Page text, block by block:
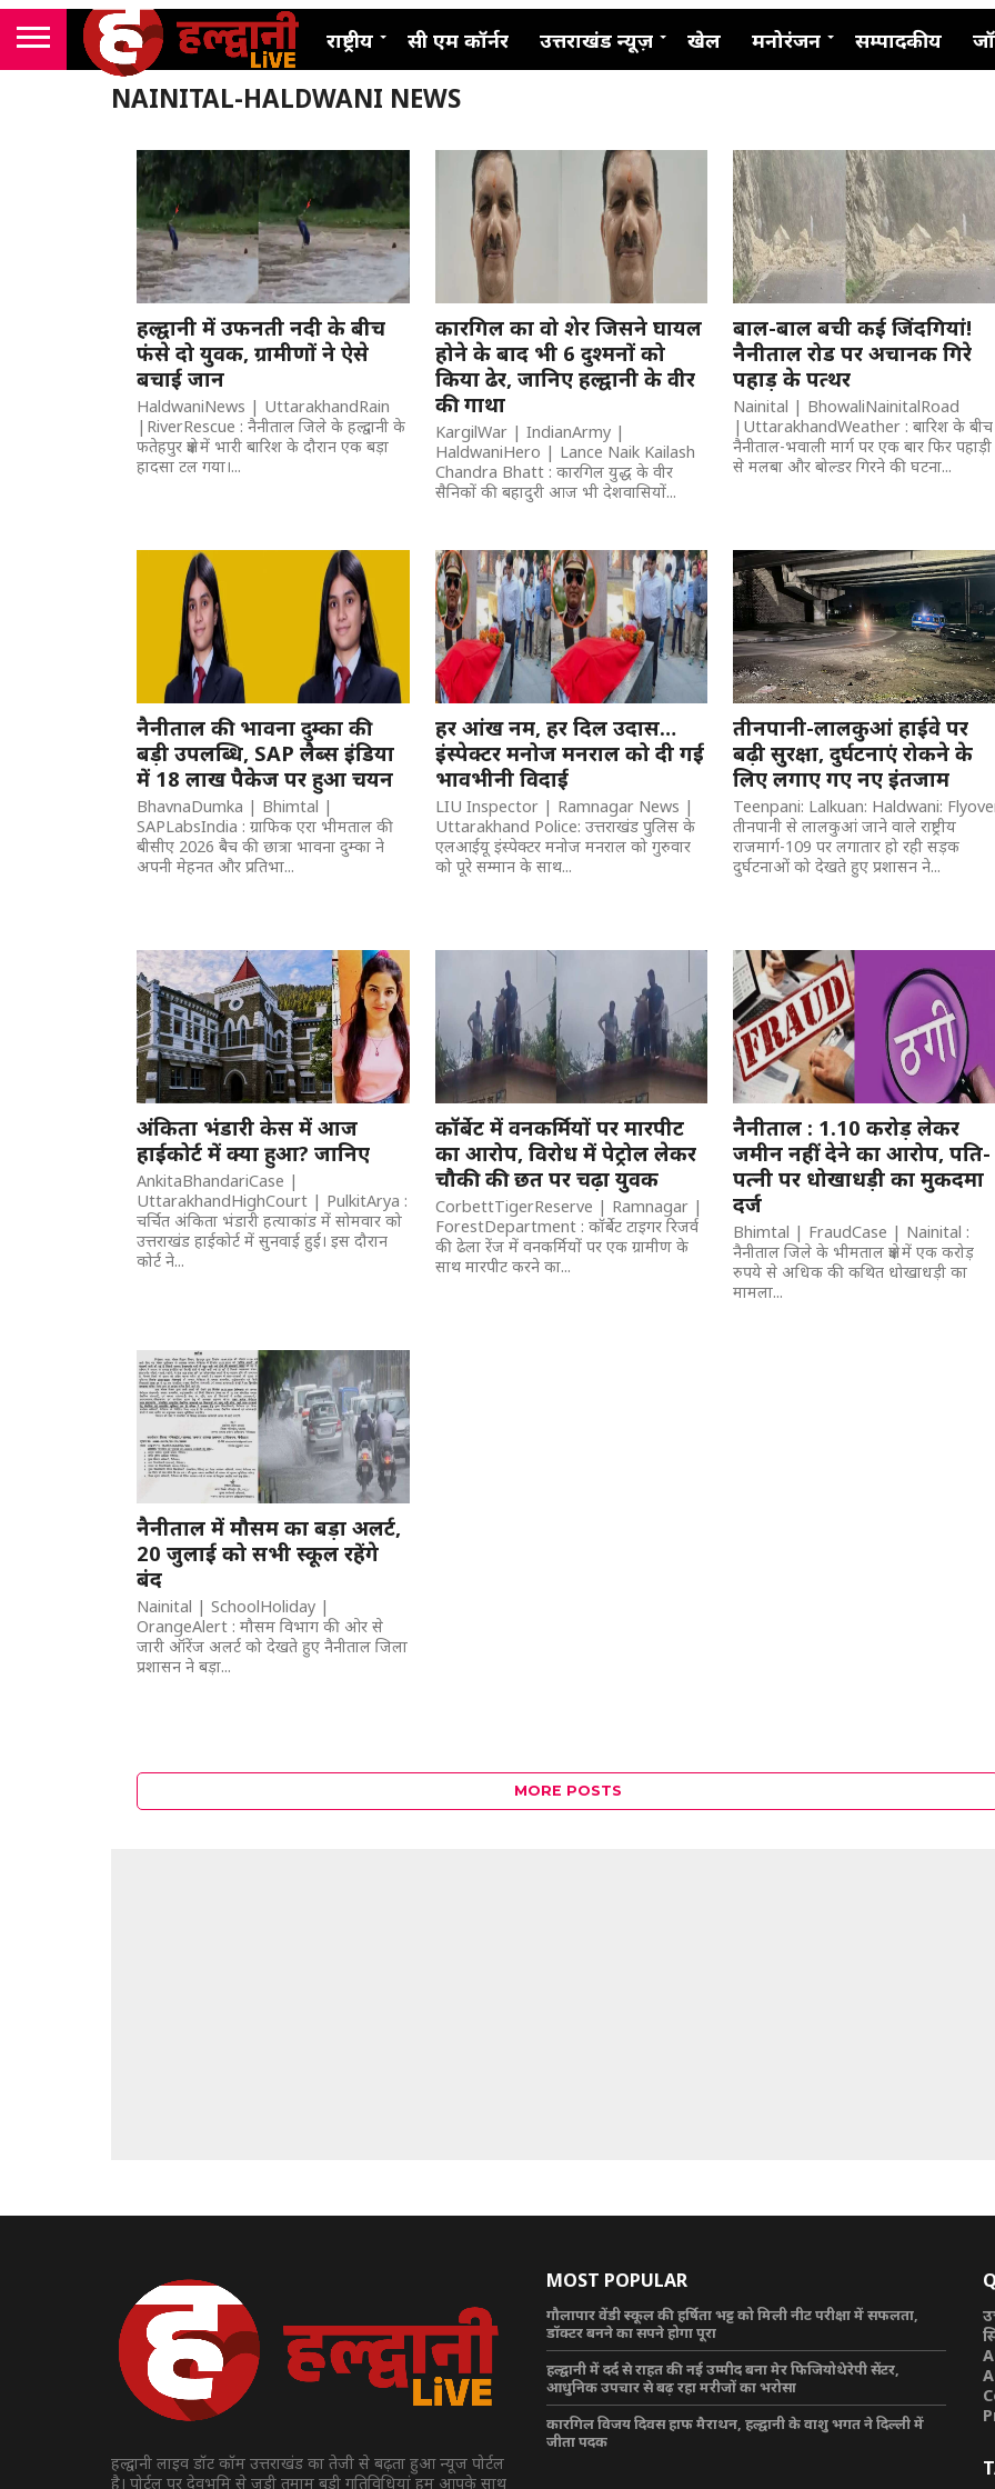
राष्ट्रीय सी एम कॉर्नर उत्तराखंड न्यूज़ खेल मनोरंजन सम्पादकीय
NAINITAL-HALDWANI NEWS
हल्द्वानी में उफनती नदी के बीच
फंसे दो युवक, ग्रामीणों ने ऐसे
बचाई जान
HaldwaniNews | UttarakhandRain
|RiverRescue : नैनीताल जिले के हल्द्वानी के
फतेहपुर क्षेत्र में भारी बारिश के दौरान एक बड़ा
हादसा टल गया।...
कारगिल का वो शेर जिसने घायल
होने के बाद भी 6 दुश्मनों को
किया ढेर, जानिए हल्द्वानी के वीर
की गाथा
KargilWar | IndianArmy |
HaldwaniHero | Lance Naik Kailash
Chandra Bhatt : कारगिल युद्ध के वीर
सैनिकों की बहादुरी आज भी देशवासियों...
बाल-बाल बची कई जिंदगियां!
नैनीताल रोड पर अचानक गिरे
पहाड़ के पत्थर
Nainital | BhowaliNainitalRoad
|UttarakhandWeather : बारिश के बीच
नैनीताल-भवाली मार्ग पर एक बार फिर पहाड़ी
से मलबा और बोल्डर गिरने की घटना...
नैनीताल की भावना दुम्का की
बड़ी उपलब्धि, SAP लैब्स इंडिया
में 18 लाख पैकेज पर हुआ चयन
BhavnaDumka | Bhimtal |
SAPLabsIndia : ग्राफिक एरा भीमताल की
बीसीए 2026 बैच की छात्रा भावना दुम्का ने
अपनी मेहनत और प्रतिभा...
हर आंख नम, हर दिल उदास…
इंस्पेक्टर मनोज मनराल को दी गई
भावभीनी विदाई
LIU Inspector | Ramnagar News |
Uttarakhand Police: उत्तराखंड पुलिस के
एलआईयू इंस्पेक्टर मनोज मनराल को गुरुवार
को पूरे सम्मान के साथ...
तीनपानी-लालकुआं हाईवे पर
बढ़ी सुरक्षा, दुर्घटनाएं रोकने के
लिए लगाए गए नए इंतजाम
Teenpani: Lalkuan: Haldwani:
तीनपानी से लालकुआं जाने वाले राष्ट्रीय
राजमार्ग-109 पर लगातार हो रही सड़क
दुर्घटनाओं को देखते हुए प्रशासन ने...
अंकिता भंडारी केस में आज
हाईकोर्ट में क्या हुआ? जानिए
AnkitaBhandariCase |
UttarakhandHighCourt | PulkitArya :
चर्चित अंकिता भंडारी हत्याकांड में सोमवार को
उत्तराखंड हाईकोर्ट में सुनवाई हुई। इस दौरान
कोर्ट ने...
कॉर्बेट में वनकर्मियों पर मारपीट
का आरोप, विरोध में पेट्रोल लेकर
चौकी की छत पर चढ़ा युवक
CorbettTigerReserve | Ramnagar |
ForestDepartment : कॉर्बेट टाइगर रिजर्व
की ढेला रेंज में वनकर्मियों पर एक ग्रामीण के
साथ मारपीट करने का...
नैनीताल : 1.10 करोड़ लेकर
जमीन नहीं देने का आरोप, पति-
पत्नी पर धोखाधड़ी का मुकदमा
दर्ज
Bhimtal | FraudCase | Nainital :
नैनीताल जिले के भीमताल क्षेत्र में एक करोड़
रुपये से अधिक की कथित धोखाधड़ी का
मामला...
नैनीताल में मौसम का बड़ा अलर्ट,
20 जुलाई को सभी स्कूल रहेंगे
बंद
Nainital | SchoolHoliday |
OrangeAlert : मौसम विभाग की ओर से
जारी ऑरेंज अलर्ट को देखते हुए नैनीताल जिला
प्रशासन ने बड़ा...
MORE POSTS
हल्द्वानी लाइव डॉट कॉम उत्तराखंड का तेजी से बढ़ता हुआ न्यूज पोर्टल
है। पोर्टल पर देवभूमि से जुड़ी तमाम बड़ी गतिविधियां हम आपके साथ
MOST POPULAR
गौलापार वेंडी स्कूल की हर्षिता भट्ट को मिली नीट परीक्षा में सफलता,
डॉक्टर बनने का सपने होगा पूरा
हल्द्वानी में दर्द से राहत की नई उम्मीद बना मेर फिजियोथेरेपी सेंटर,
आधुनिक उपचार से बढ़ रहा मरीजों का भरोसा
कारगिल विजय दिवस हाफ मैराथन, हल्द्वानी के वाशु भगत ने दिल्ली में
जीता पदक